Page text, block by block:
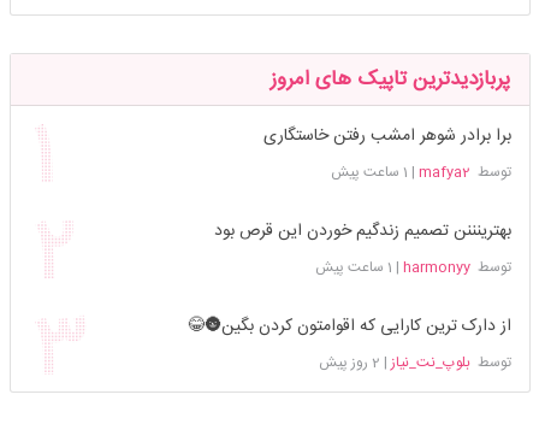
پربازدیدترین تاپیک های امروز
برا برادر شوهر امشب رفتن خاستگاری
توسط mafya2
| 1 ساعت پیش
بهترینننن تصمیم زندگیم خوردن این قرص بود
توسطharmonyy
| 1 ساعت پیش
از دارک ترین کارایی که اقوامتون کردن بگین🌚😂
توسطبلوپ_نت_نیاز | 2 روز پیش